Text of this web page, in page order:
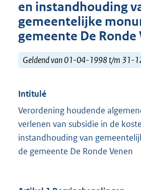
en instandhouding
gemeentelijke
gemeente De Ronde
Geldend van 01-04-1998 t/m 31-
Intitulé
Verordening houdende
verlenen van subsidie in de
instandhouding van
de gemeente De Ronde Venen